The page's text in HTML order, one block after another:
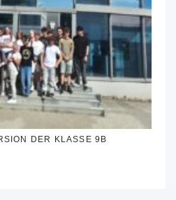
DER KLASSE 9B